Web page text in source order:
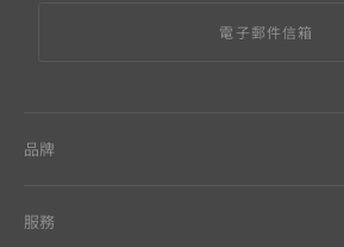
電子郵件信箱
品牌
服務